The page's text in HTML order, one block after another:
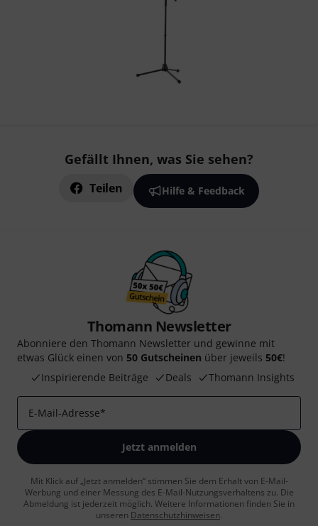
Gefällt Ihnen, was Sie sehen?
Teilen Hilfe & Feedback
Thomann Newsletter
Abonniere den Thomann Newsletter und gewinne mit
etwas Glück einen von 50 Gutscheinen über jeweils 50€!
Inspirierende Beiträge
Deals Thomann Insights
E-Mail-Adresse*
Jetzt anmelden
Mit Klick auf „Jetzt anmelden“ stimmen Sie dem Erhalt von E-Mail-
Werbung und einer Messung des E-Mail-Nutzungsverhaltens zu. Die
Abmeldung ist jederzeit möglich. Weitere Informationen finden Sie in
unseren Datenschutzhinweisen.